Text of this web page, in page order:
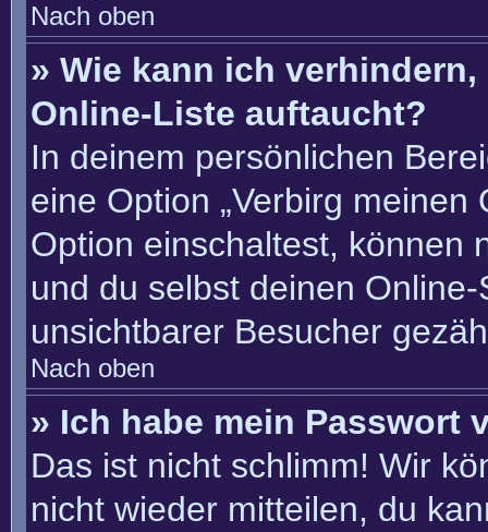
Nach oben
» Wie kann ich
Online-Liste auftaucht?
In deinem persönlichen
eine Option „Verbirg meinen
Option einschaltest, können
und du selbst deinen
unsichtbarer Besucher
Nach oben
» Ich habe mein Passwort
Das ist nicht schlimm! Wir
nicht wieder mitteilen, du